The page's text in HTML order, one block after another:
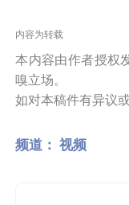
内容为转载
本内容由作者授权
嗅立场。
如对本稿件有异议
频道： 视频